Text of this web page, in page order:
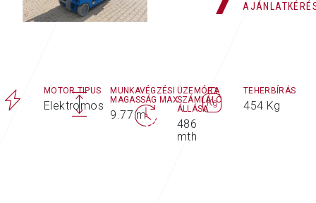
MOTOR TIPUS
Elektromos
MUNKAVÉGZÉSI
MAGASSÁG MAX.
9.77 m
ÜZEMÓRA
SZÁMLÁLÓ
ÁLLÁSA
486
mth
TEHERBÍRÁS
454 Kg